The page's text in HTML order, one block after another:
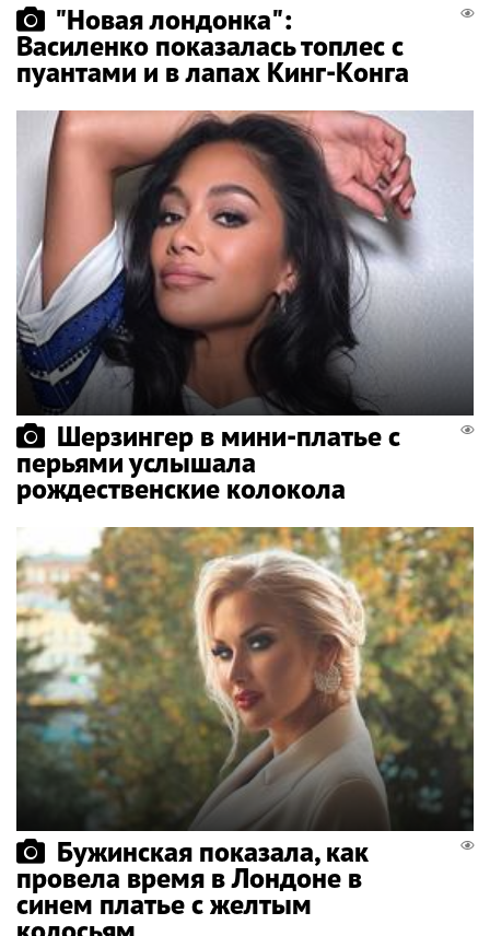
"Новая лондонка":
Василенко показалась топлес с
пуантами и в лапах Кинг-Конга
Шерзингер в мини-платье с
перьями услышала
рождественские колокола
Бужинская показала, как
провела время в Лондоне в
синем платье с желтым